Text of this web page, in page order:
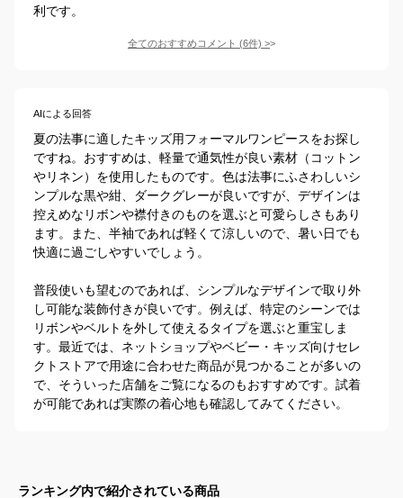
利です。
全てのおすすめコメント (6件) >
AIによる回答
夏の法事に適したキッズ用フォーマルワンピースをお探し
ですね。おすすめは、軽量で通気性が良い素材（コットン
やリネン）を使用したものです。色は法事にふさわしいシ
ンプルな黒や紺、ダークグレーが良いですが、デザインは
控えめなリボンや襟付きのものを選ぶと可愛らしさもあり
ます。また、半袖であれば軽くて涼しいので、暑い日でも
快適に過ごしやすいでしょう。
普段使いも望むのであれば、シンプルなデザインで取り外
し可能な装飾付きが良いです。例えば、特定のシーンでは
リボンやベルトを外して使えるタイプを選ぶと重宝しま
す。最近では、ネットショップやベビー・キッズ向けセレ
クトストアで用途に合わせた商品が見つかることが多いの
で、そういった店舗をご覧になるのもおすすめです。試着
が可能であれば実際の着心地も確認してみてください。
ランキング内で紹介されている商品